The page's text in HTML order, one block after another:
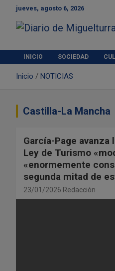
jueves, agosto 6, 2026
Diario de
INICIO SOCIEDAD
Inicio NOTICIAS
Castilla-La Mancha
García-Page
Ley de Turismo
«enormemente
segunda mitad de
23/01/2026 Redacción